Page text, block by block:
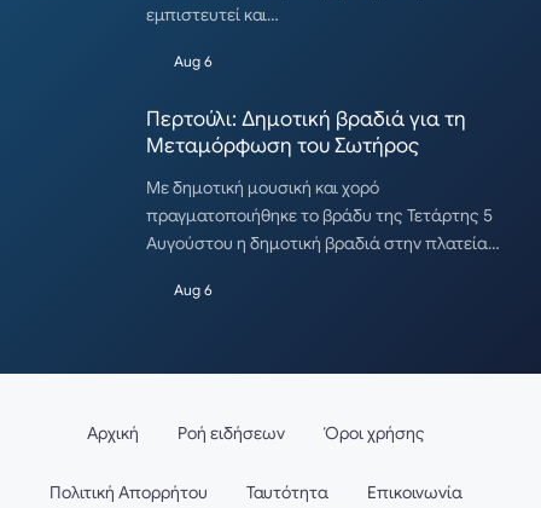
εμπιστευτεί και…
Aug 6
Περτούλι: Δημοτική βραδιά για τη
Μεταμόρφωση του Σωτήρος
Με δημοτική μουσική και χορό
πραγματοποιήθηκε το βράδυ της Τετάρτης 5
Αυγούστου η δημοτική βραδιά στην πλατεία…
Aug 6
Αρχική Ροή ειδήσεων Όροι χρήσης
Πολιτική Απορρήτου Ταυτότητα Επικοινωνία